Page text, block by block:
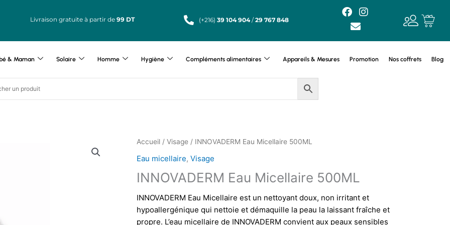
Livraison gratuite à partir de99 DT (+216) 39 104 904/29 767 848
F
a
c
e
o
I
t
g
E
n
v
e
o
& Maman Solaire Homme Hygiène Compléments alimentaires Appareils & Mesures Promotion Nos coffrets Blog
Accueil / Visage / INNOVADERM Eau Micellaire 500ML
Eau micellaire, Visage
INNOVADERM Eau Micellaire 500ML
INNOVADERM Eau Micellaire est un nettoyant doux, non irritant et
hypoallergénique qui nettoie et démaquille la peau la laissant fraîche et
propre. L’eau micellaire de INNOVADERM convient aux peaux sensibles